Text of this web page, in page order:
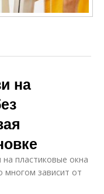
на
пластиковые окна
многом зависит от